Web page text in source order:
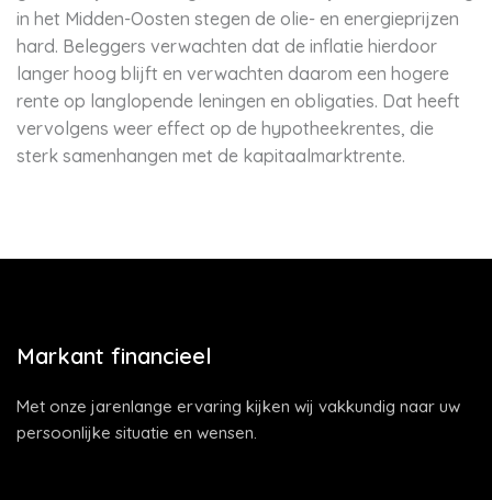
in het Midden-Oosten stegen de olie- en energieprijzen
hard. Beleggers verwachten dat de inflatie hierdoor
langer hoog blijft en verwachten daarom een hogere
rente op langlopende leningen en obligaties. Dat heeft
vervolgens weer effect op de hypotheekrentes, die
sterk samenhangen met de kapitaalmarktrente.
Markant financieel
Met onze jarenlange ervaring kijken wij vakkundig naar uw
persoonlijke situatie en wensen.